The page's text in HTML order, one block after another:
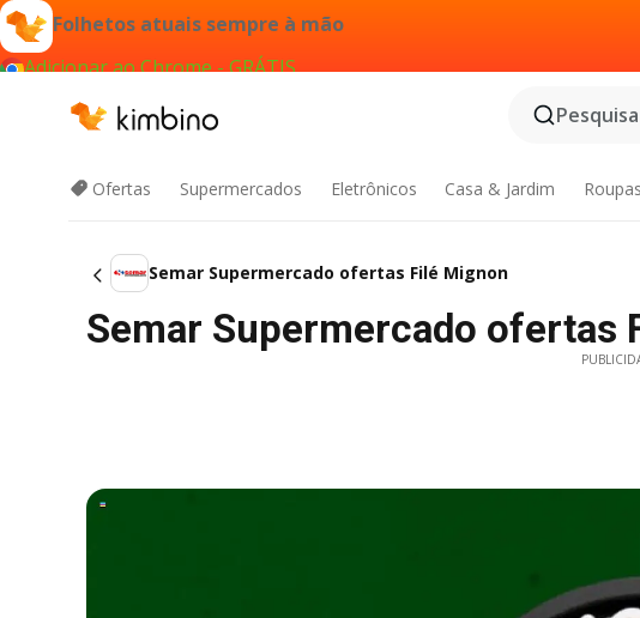
Folhetos atuais sempre à mão
Adicionar ao Chrome - GRÁTIS
Ofertas Supermercados Eletrônicos Casa & Jardim
Semar Supermercado ofertas Filé Mignon
Semar Supermercado ofertas